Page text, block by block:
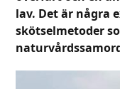
lav. Det är några
skötselmetoder